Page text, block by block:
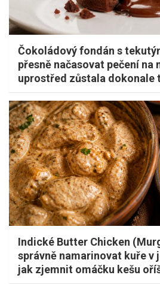
Čokoládový fondán s
přesně načasovat pečení na
uprostřed zůstala dokonale
Indické Butter Chicken
správně namarinovat kuře v
jak zjemnit omáčku kešu